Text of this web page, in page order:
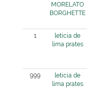
MORELATO
BORGHETTE
1
leticia de
lima prates
999
leticia de
lima prates